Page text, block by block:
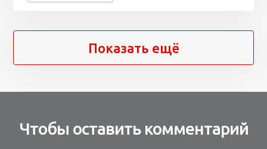
Показать ещё
Чтобы оставить комментарий